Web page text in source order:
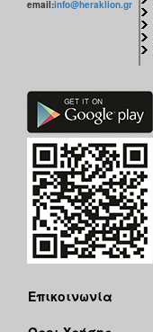
email:info@heraklion.gr
Επικοινωνία